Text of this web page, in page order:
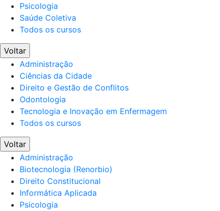
Psicologia
Saúde Coletiva
Todos os cursos
Voltar
Administração
Ciências da Cidade
Direito e Gestão de Conflitos
Odontologia
Tecnologia e Inovação em Enfermagem
Todos os cursos
Voltar
Administração
Biotecnologia (Renorbio)
Direito Constitucional
Informática Aplicada
Psicologia